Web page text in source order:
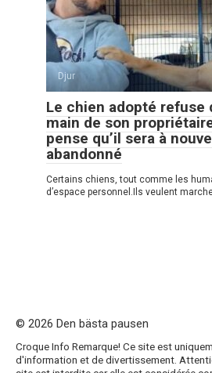
Djur
Le chien adopté refuse
main de son
pense qu’il sera à
abandonné
Certains chiens, tout comme les
d’espace personnel.Ils veulent
© 2026 Den bästa pausen
Croque Info Remarque! Ce site est
d'information et de divertissement.